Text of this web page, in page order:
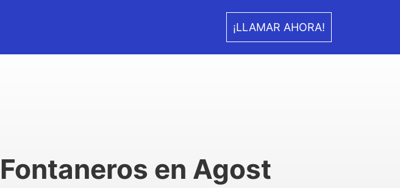
¡LLAMAR AHORA!
Fontaneros en Agost